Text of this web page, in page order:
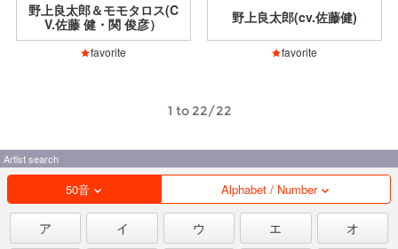
野上良太郎＆モモタロス(C
V.佐藤 健・関 俊彦）
favorite
野上良太郎(cv.佐藤健)
favorite
1 to 22/22
Artist search
50音 Alphabet / Number
ア イ ウ エ
オ